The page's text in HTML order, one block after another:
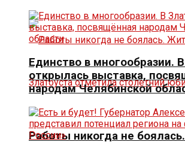
Работы никогда не
Единство в многообразии.
открылась выставка,
народам Челябинской